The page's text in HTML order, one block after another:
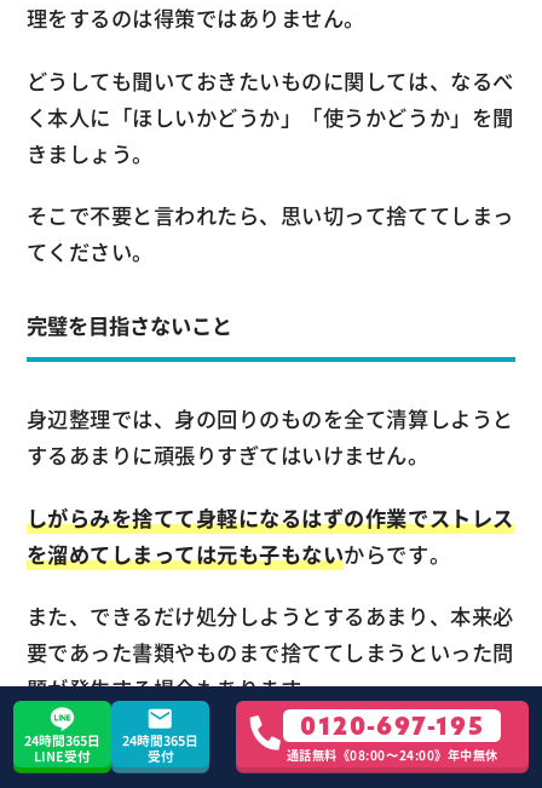
理をするのは得策ではありません。
どうしても聞いておきたいものに関しては、なるべ
く本人に「ほしいかどうか」「使うかどうか」を聞
きましょう。
そこで不要と言われたら、思い切って捨ててしまっ
てください。
完璧を目指さないこと
身辺整理では、身の回りのものを全て清算しようと
するあまりに頑張りすぎてはいけません。
しがらみを捨てて身軽になるはずの作業でストレス
を溜めてしまっては元も子もないからです。
また、できるだけ処分しようとするあまり、本来必
要であった書類やものまで捨ててしまうといった問
題が発生する場合もあります。
「今までの自分を全て捨てたい」「周りに絶対に迷
24時間365日
LINE受付
24時間365日
受付
0120-697-195
通話無料《08:00〜24:00》年中無休